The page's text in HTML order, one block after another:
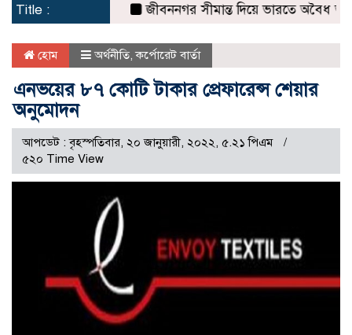
Title :
জীবননগর সীমান্ত দিয়ে ভারতে অবৈধ
হোম অর্থনীতি ,কর্পোরেট বার্তা
এনভয়ের ৮৭ কোটি টাকার প্রেফারেন্স শেয়ার
অনুমোদন
আপডেট : বৃহস্পতিবার, ২০ জানুয়ারী, ২০২২, ৫.২১ পিএম
৫২০ Time View